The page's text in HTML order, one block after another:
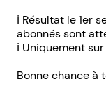
ℹ️ Résultat le 1er
abonnés sont
ℹ️ Uniquement
Bonne chance à